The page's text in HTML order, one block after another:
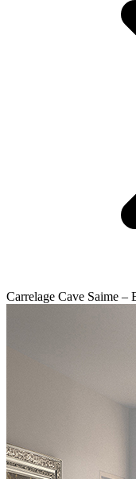
Carrelage Cave Saime –